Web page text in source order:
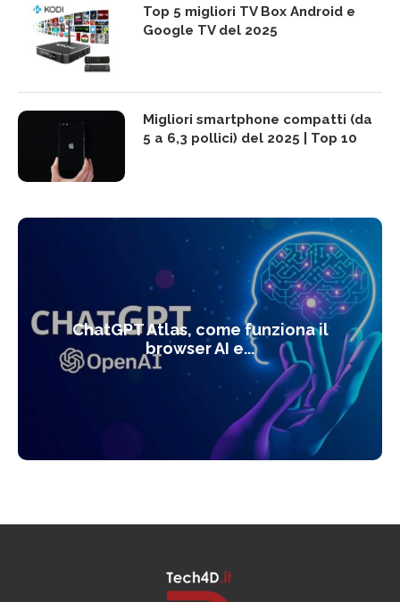
Top 5 migliori TV Box Android e
Google TV del 2025
Migliori smartphone compatti (da
5 a 6,3 pollici) del 2025 | Top 10
ChatGPT Atlas, come funziona il
browser AI e...